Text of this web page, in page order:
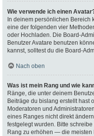
Wie verwende ich einen
In deinem persönlichen Bereich
eine der folgenden vier
oder Hochladen. Die Board-
Benutzer Avatare benutzen
kannst, solltest du die Board-
Nach oben
Was ist mein Rang und wie
Ränge, die unter deinem
Beiträge du bislang erstellt hast
Moderatoren und
eines Ranges nicht direkt
festgelegt wurden. Bitte
Rang zu erhöhen — die meisten